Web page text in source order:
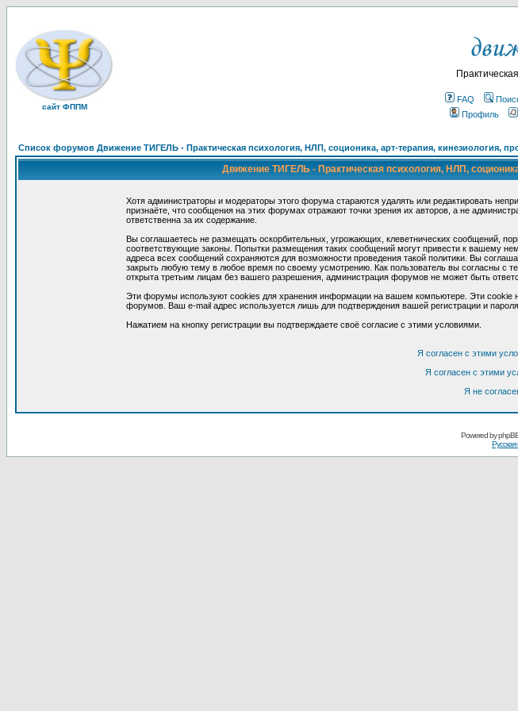
сайт ФППМ
FAQ
Профиль
Список форумов Движение ТИГЕЛЬ - Практическая психология, НЛП, соционика, арт-терапия, кинезиология,
Движение ТИГЕЛЬ - Практическая психология, НЛП,
Хотя администраторы и модераторы этого форума стараются удалять или редактировать
признаёте, что сообщения на этих форумах отражают точки зрения их авторов, а не
ответственна за их содержание.
Вы соглашаетесь не размещать оскорбительных, угрожающих, клеветнических сообщений,
соответствующие законы. Попытки размещения таких сообщений могут привести к вашему
адреса всех сообщений сохраняются для возможности проведения такой политики. Вы
закрыть любую тему в любое время по своему усмотрению. Как пользователь вы согласны с
открыта третьим лицам без вашего разрешения, администрация форумов не может быть
Эти форумы используют cookies для хранения информации на вашем компьютере. Эти cookie
форумов. Ваш e-mail адрес используется лишь для подтверждения вашей регистрации и
Нажатием на кнопку регистрации вы подтверждаете своё согласие с этими условиями.
Я согласен с этими
Я согласен с этими
Я не
Powered by